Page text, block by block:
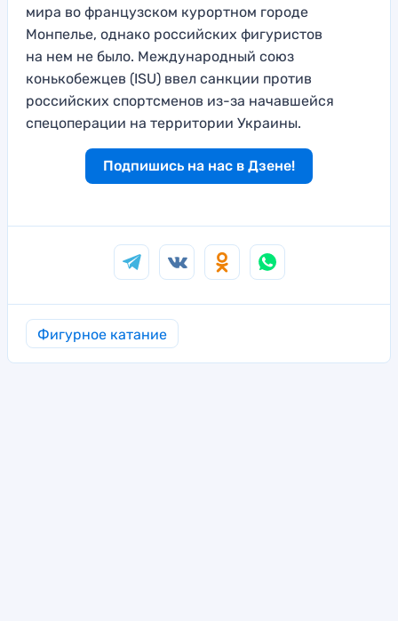
мира во французском курортном городе
Монпелье, однако российских фигуристов
на нем не было. Международный союз
конькобежцев (ISU) ввел санкции против
российских спортсменов из-за начавшейся
спецоперации на территории Украины.
Подпишись на нас в Дзене!
Фигурное катание